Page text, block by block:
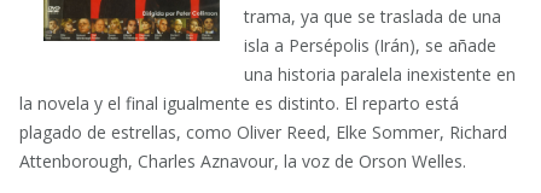
trama, ya que se traslada de una
isla a Persépolis (Irán), se añade
una historia paralela inexistente en
la novela y el final igualmente es distinto. El reparto está
plagado de estrellas, como Oliver Reed, Elke Sommer, Richard
Attenborough, Charles Aznavour, la voz de Orson Welles.